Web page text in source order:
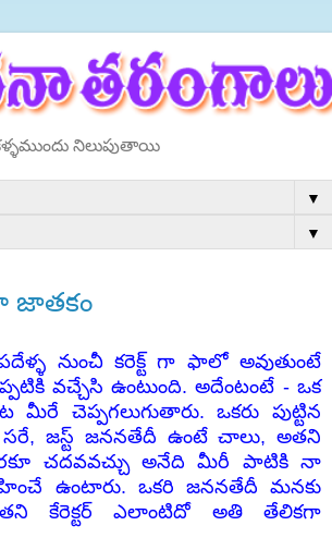
నిలుపుతాయి
▼
▼
జాతకం
నుంచీ కరెక్ట్ గా ఫాలో అవుతుంటే
వచ్చేసి ఉంటుంది. అదేంటంటే - ఒక
చెప్పగలుగుతారు. ఒకరు పుట్టిన
జస్ట్ జననతేదీ ఉంటే చాలు, అతని
చదవవచ్చు అనేది మీరీ పాటికి నా
ఉంటారు. ఒకరి జననతేదీ మనకు
కేరెక్టర్ ఎలాంటిదో అతి తేలికగా